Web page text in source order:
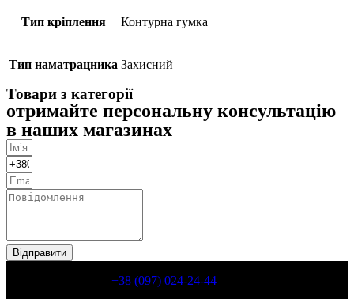
Тип кріплення Контурна гумка
Тип наматрацника Захисний
Товари з категорії
отримайте персональну консультацію
в наших магазинах
Відправити
+38 (097) 024-24-44